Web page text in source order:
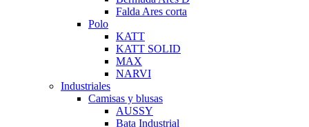
Falda Ares corta
Polo
KATT
KATT SOLID
MAX
NARVI
Industriales
Camisas y blusas
AUSSY
Bata Industrial